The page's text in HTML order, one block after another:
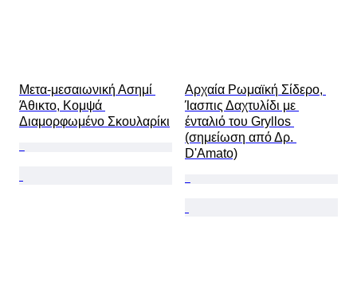
Μετα-μεσαιωνική Ασημί
Άθικτο, Κομψά
Διαμορφωμένο Σκουλαρίκι
Αρχαία Ρωμαϊκή Σίδερο,
Ίασπις Δαχτυλίδι με
ένταλιό του Gryllos
(σημείωση από Δρ.
D'Amato)